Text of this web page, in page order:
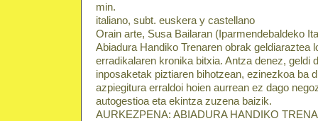
min.
italiano, subt. euskera y castellano
Orain arte, Susa Bailaran (Iparmendebaldeko
Abiadura Handiko Trenaren obrak geldiaraztea
erradikalaren kronika bitxia. Antza denez, geldi
inposaketak piztiaren bihotzean, ezinezkoa ba
azpiegitura erraldoi hoien aurrean ez dago
autogestioa eta ekintza zuzena baizik.
AURKEZPENA: ABIADURA HANDIKO